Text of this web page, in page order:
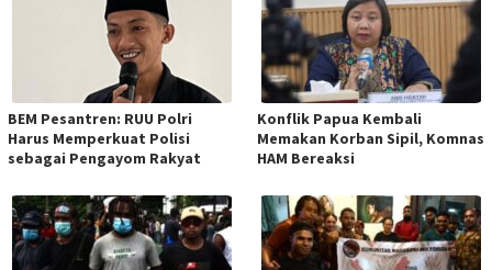
BEM Pesantren: RUU Polri
Harus Memperkuat Polisi
sebagai Pengayom Rakyat
Konflik Papua Kembali
Memakan Korban Sipil, Komnas
HAM Bereaksi